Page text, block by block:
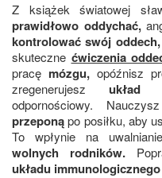
Z książek światowej
prawidłowo oddychać,
kontrolować swój oddech,
skuteczne ćwiczenia
pracę mózgu, opóźnisz
zregenerujesz układ
odpornościowy.
przeponąpo posiłku, aby
To wpłynie na
wolnych rodników.
układu immunologicznego